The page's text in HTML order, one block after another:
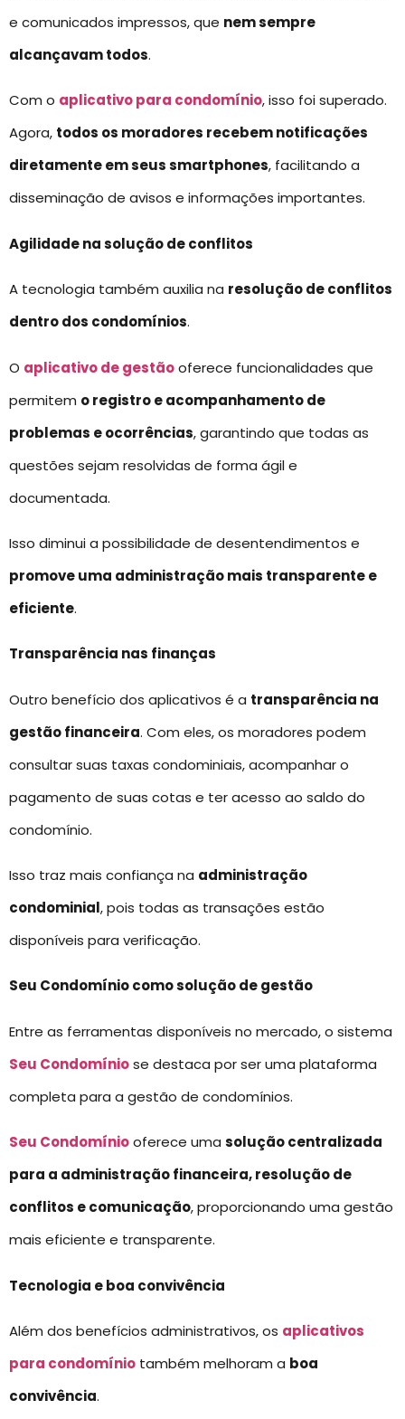
e comunicados impressos, que nem sempre
alcançavam todos.
Com o aplicativo para condomínio, isso foi superado.
Agora, todos os moradores recebem notificações
diretamente em seus smartphones, facilitando a
disseminação de avisos e informações importantes.
Agilidade na solução de conflitos
A tecnologia também auxilia na resolução de conflitos
dentro dos condomínios.
O aplicativo de gestãooferece funcionalidades que
permitem o registro e acompanhamento de
problemas e ocorrências, garantindo que todas as
questões sejam resolvidas de forma ágil e
documentada.
Isso diminui a possibilidade de desentendimentos e
promove uma administração mais transparente e
eficiente.
Transparência nas finanças
Outro benefício dos aplicativos é a transparência na
gestão financeira. Com eles, os moradores podem
consultar suas taxas condominiais, acompanhar o
pagamento de suas cotas e ter acesso ao saldo do
condomínio.
Isso traz mais confiança na administração
condominial, pois todas as transações estão
disponíveis para verificação.
Seu Condomínio como solução de gestão
Entre as ferramentas disponíveis no mercado, o sistema
Seu Condomíniose destaca por ser uma plataforma
completa para a gestão de condomínios.
Seu Condomíniooferece uma solução centralizada
para a administração financeira, resolução de
conflitos e comunicação, proporcionando uma gestão
mais eficiente e transparente.
Tecnologia e boa convivência
Além dos benefícios administrativos, os aplicativos
para condomínio também melhoram a boa
convivência.